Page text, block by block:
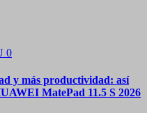
0
y más productividad: así
MatePad 11.5 S 2026